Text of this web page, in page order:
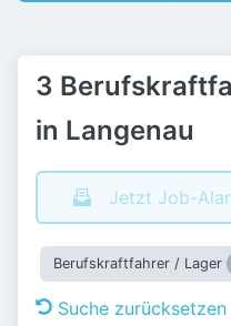
3
in Langenau
Jetzt Job-
Berufskraftfahrer / Lager
Suche zurücksetzen